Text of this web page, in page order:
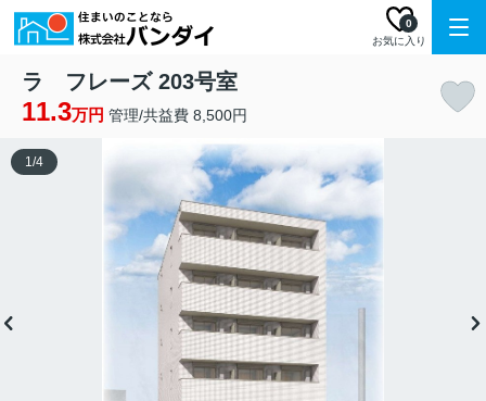
お気に入り
0
ラ フレーズ 203号室
11.3万円 管理/共益費 8,500円
1/4